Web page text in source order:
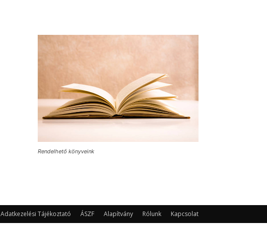
Rendelhető könyveink
Adatkezelési Tájékoztató ÁSZF Alapítvány Rólunk Kapcsolat